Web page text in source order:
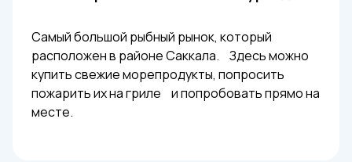
Самый большой рыбный рынок, который
расположен в районе Саккала. Здесь можно
купить свежие морепродукты, попросить
пожарить их на гриле и попробовать прямо на
месте.